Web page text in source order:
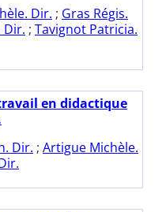
Dir. ; Gras Régis.
Dir. ; Tavignot Patricia.
en didactique
Dir. ; Artigue Michèle.